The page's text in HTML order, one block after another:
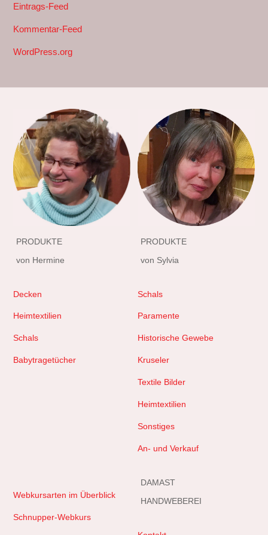
Eintrags-Feed
Kommentar-Feed
WordPress.org
PRODUKTE
von Hermine
Decken
Heimtextilien
Schals
Babytragetücher
PRODUKTE
von Sylvia
Schals
Paramente
Historische Gewebe
Kruseler
Textile Bilder
Heimtextilien
Sonstiges
An- und Verkauf
Webkursarten im Überblick
Schnupper-Webkurs
DAMAST
HANDWEBEREI